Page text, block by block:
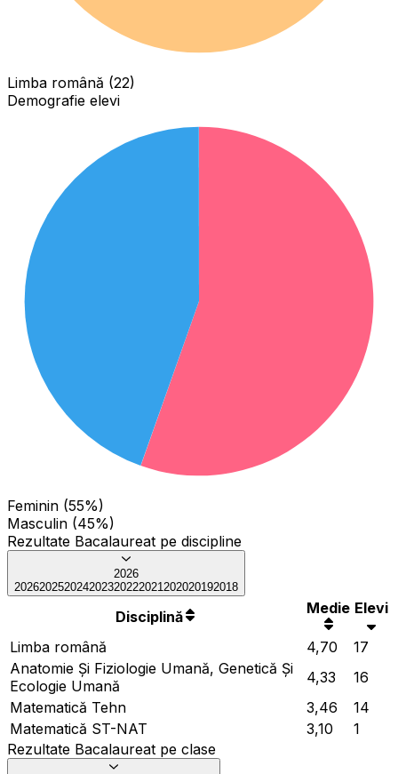
Limba română (22)
Demografie elevi
Feminin (55%)
Masculin (45%)
Rezultate Bacalaureat pe discipline
2026
202620252024202320222021 202020192018
Disciplină Medie Elevi
Limba română 4,70
17
Anatomie Și Fiziologie Umană, Genetică Și
Ecologie Umană
4,33
16
Matematică Tehn
3,46
14
Matematică ST-NAT
3,10
1
Rezultate Bacalaureat pe clase